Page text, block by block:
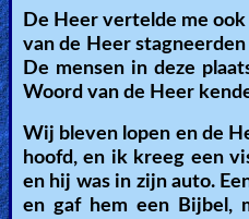
De Heer vertelde me
van de Heer
De mensen in deze
Woord van de Heer
Wij bleven lopen en de
hoofd, en ik kreeg een
en hij was in zijn auto.
en gaf hem een Bijbel,